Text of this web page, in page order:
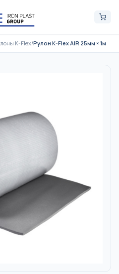
K-Flex/Рулон K-Flex AIR 25мм × 1м